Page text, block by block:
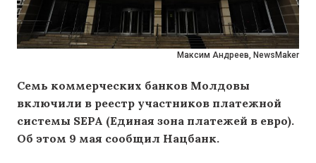
Максим Андреев, NewsMaker
Семь коммерческих банков Молдовы
включили в реестр участников платежной
системы SEPA (Единая зона платежей в евро).
Об этом 9 мая сообщил Нацбанк.